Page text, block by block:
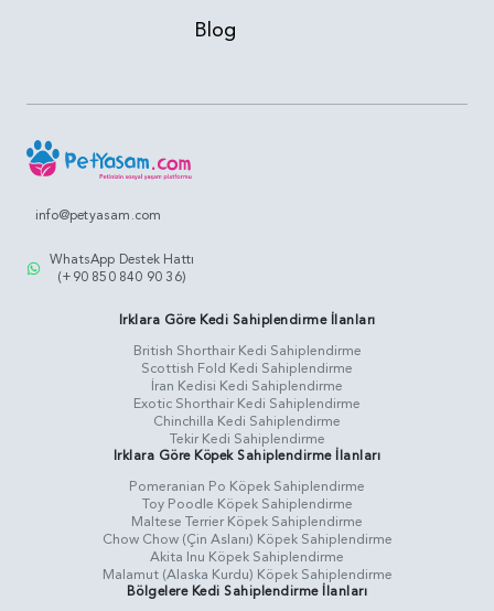
Blog
info@petyasam.com
WhatsApp Destek Hattı
(+90 850 840 90 36)
Irklara Göre Kedi Sahiplendirme İlanları
British Shorthair Kedi Sahiplendirme
Scottish Fold Kedi Sahiplendirme
İran Kedisi Kedi Sahiplendirme
Exotic Shorthair Kedi Sahiplendirme
Chinchilla Kedi Sahiplendirme
Tekir Kedi Sahiplendirme
Irklara Göre Köpek Sahiplendirme İlanları
Pomeranian Po Köpek Sahiplendirme
Toy Poodle Köpek Sahiplendirme
Maltese Terrier Köpek Sahiplendirme
Chow Chow (Çin Aslanı) Köpek Sahiplendirme
Akita Inu Köpek Sahiplendirme
Malamut (Alaska Kurdu) Köpek Sahiplendirme
Bölgelere Kedi Sahiplendirme İlanları